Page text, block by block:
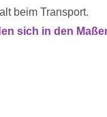
beim Transport.
sich in den